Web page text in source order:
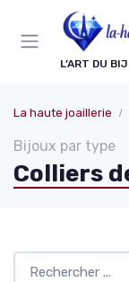
L’ART DU
La haute joaillerie
Bijoux par type
Colliers
Panneau de